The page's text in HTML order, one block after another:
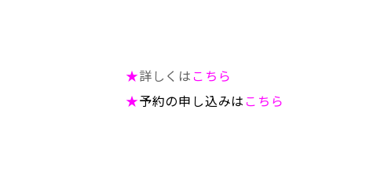
★詳しくはこちら
★予約の申し込みはこちら